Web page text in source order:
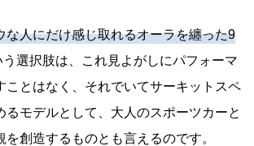
な人にだけ感じ取れるオーラを纏った9
う選択肢は、これ見よがしにパフォーマ
ことはなく、それでいてサーキットスペ
るモデルとして、大人のスポーツカーと
を創造するものとも言えるのです。